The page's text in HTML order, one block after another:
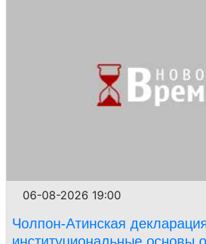
06-08-2026 19:00
Чолпон-Атинская